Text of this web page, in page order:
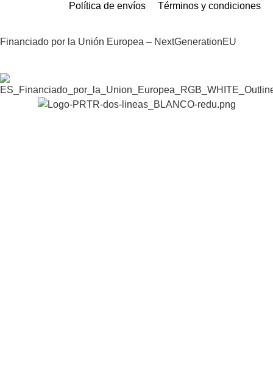
Política de envíos Términos y condiciones
Financiado por la Unión Europea – NextGenerationEU